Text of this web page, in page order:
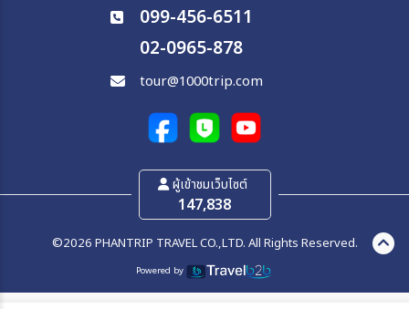
099-456-6511
02-0965-878
tour@1000trip.com
ผู้เข้าชมเว็บไซต์
147,838
©2026 PHANTRIP TRAVEL CO.,LTD. All Rights Reserved.
Powered by